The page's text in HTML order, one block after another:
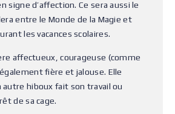
signe d’affection. Ce sera aussi le
entre le Monde de la Magie et
les vacances scolaires.
affectueux, courageuse (comme
fière et jalouse. Elle
hiboux fait son travail ou
de sa cage.